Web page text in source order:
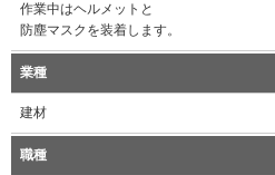
作業中はヘルメットと
防塵マスクを装着します。
業種
建材
職種